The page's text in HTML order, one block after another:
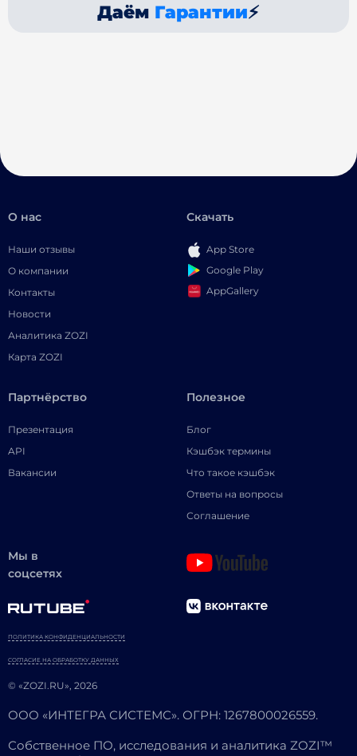
Даём Гарантии⚡
О нас
Наши отзывы
О компании
Контакты
Новости
Аналитика ZOZI
Карта ZOZI
Скачать
App Store
Google Play
AppGallery
Партнёрство
Презентация
API
Вакансии
Полезное
Блог
Кэшбэк термины
Что такое кэшбэк
Ответы на вопросы
Соглашение
Мы в
соцсетях
© «ZOZI.RU», 2026
ПОЛИТИКА КОНФИДЕНЦИАЛЬНОСТИ
СОГЛАСИЕ НА ОБРАБОТКУ ДАННЫХ
ООО «ИНТЕГРА СИСТЕМС». ОГРН: 1267800026559.
Собственное ПО, исследования и аналитика ZOZI™